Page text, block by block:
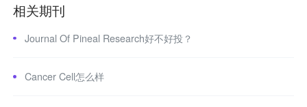
相关期刊
Journal Of Pineal Research好不好投？
Cancer Cell怎么样